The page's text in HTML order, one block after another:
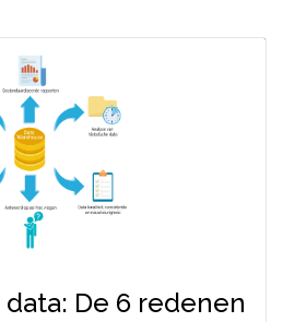
De 6 redenen